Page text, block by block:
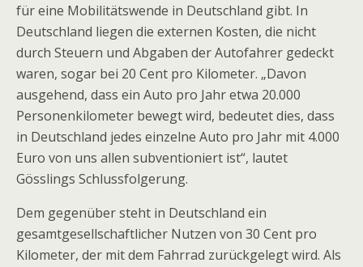
für eine Mobilitätswende in Deutschland gibt. In
Deutschland liegen die externen Kosten, die nicht
durch Steuern und Abgaben der Autofahrer gedeckt
waren, sogar bei 20 Cent pro Kilometer. „Davon
ausgehend, dass ein Auto pro Jahr etwa 20.000
Personenkilometer bewegt wird, bedeutet dies, dass
in Deutschland jedes einzelne Auto pro Jahr mit 4.000
Euro von uns allen subventioniert ist“, lautet
Gösslings Schlussfolgerung.
Dem gegenüber steht in Deutschland ein
gesamtgesellschaftlicher Nutzen von 30 Cent pro
Kilometer, der mit dem Fahrrad zurückgelegt wird. Als